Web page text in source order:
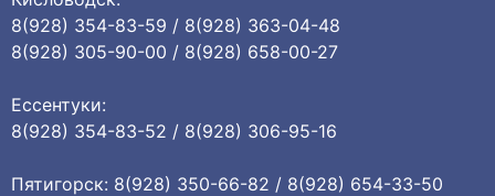
8(928) 354-83-59 / 8(928) 363-04-48
8(928) 305-90-00 / 8(928) 658-00-27
Ессентуки:
8(928) 354-83-52 / 8(928) 306-95-16
Пятигорск: 8(928) 350-66-82 / 8(928) 654-33-50